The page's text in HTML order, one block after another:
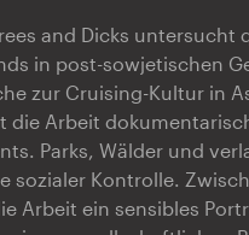
and Dicks
in post-sowjetischen
zur Cruising-Kultur in
die Arbeit
Parks, Wälder und
sozialer Kontrolle.
Arbeit ein sensibles